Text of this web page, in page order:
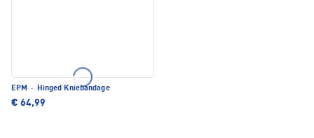
EPM · Hinged Kniebandage
€ 64,99